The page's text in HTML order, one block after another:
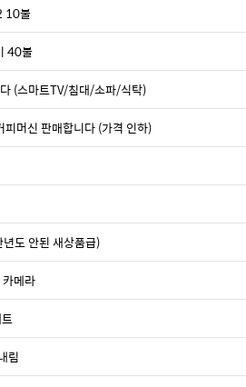
10불
40불
(스마트TV/침대/소파/식탁)
머신 판매합니다 (가격 인하)
도 안된 새상품급)
메라
림